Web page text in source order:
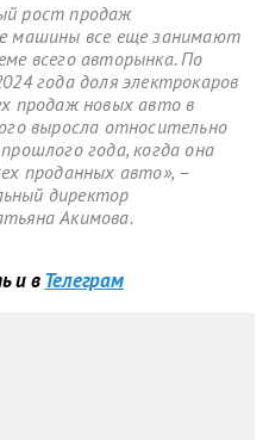
рост продаж
машины все еще занимают
всего авторынка. По
года доля электрокаров
продаж новых авто в
выросла относительно
года, когда она
проданных авто», –
директор
Акимова.
и вТелеграм